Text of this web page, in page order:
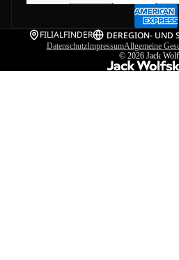
FILIALFINDER DEREGION- UND
DatenschutzImpressumAllgemeine
© 2026 Jack